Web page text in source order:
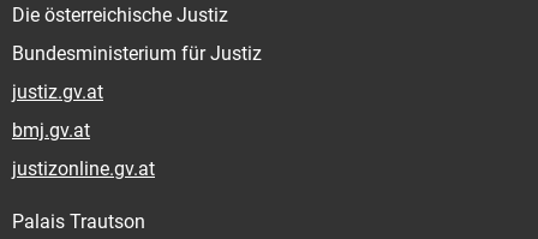
Die österreichische Justiz
Bundesministerium für Justiz
justiz.gv.at
bmj.gv.at
justizonline.gv.at
Palais Trautson